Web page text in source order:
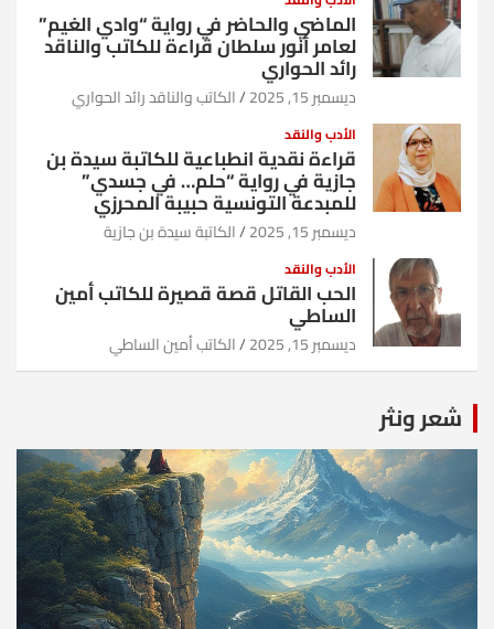
الماضي والحاضر في رواية “وادي الغيم”
لعامر أنور سلطان قراءة للكاتب والناقد
رائد الحواري
ديسمبر 15, 2025 الكاتب والناقد رائد الحواري
الأدب والنقد
قراءة نقدية انطباعية للكاتبة سيدة بن
جازية في رواية “حلم… في جسدي”
للمبدعة التونسية حبيبة المحرزي
ديسمبر 15, 2025 الكاتبة سيدة بن جازية
الأدب والنقد
الحب القاتل قصة قصيرة للكاتب أمين
الساطي
ديسمبر 15, 2025 الكاتب أمين الساطي
شعر ونثر